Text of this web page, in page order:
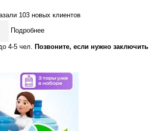
103 новых клиентов
Подробнее
4-5 чел. Позвоните, если нужно заключить